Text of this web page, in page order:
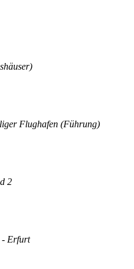
Flughafen (Führung)
2
- Erfurt